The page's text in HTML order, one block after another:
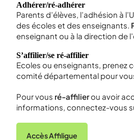
Adhérer/ré-adhérer
Parents d’élèves, l’adhésion à
des écoles et des enseignants.
enseignant ou à la direction de
S’affilier/se ré-affilier
Ecoles ou enseignants, prenez
comité départemental pour
Pour vous ré-affilierou avoir
informations, connectez-vous
Accès Affiligue